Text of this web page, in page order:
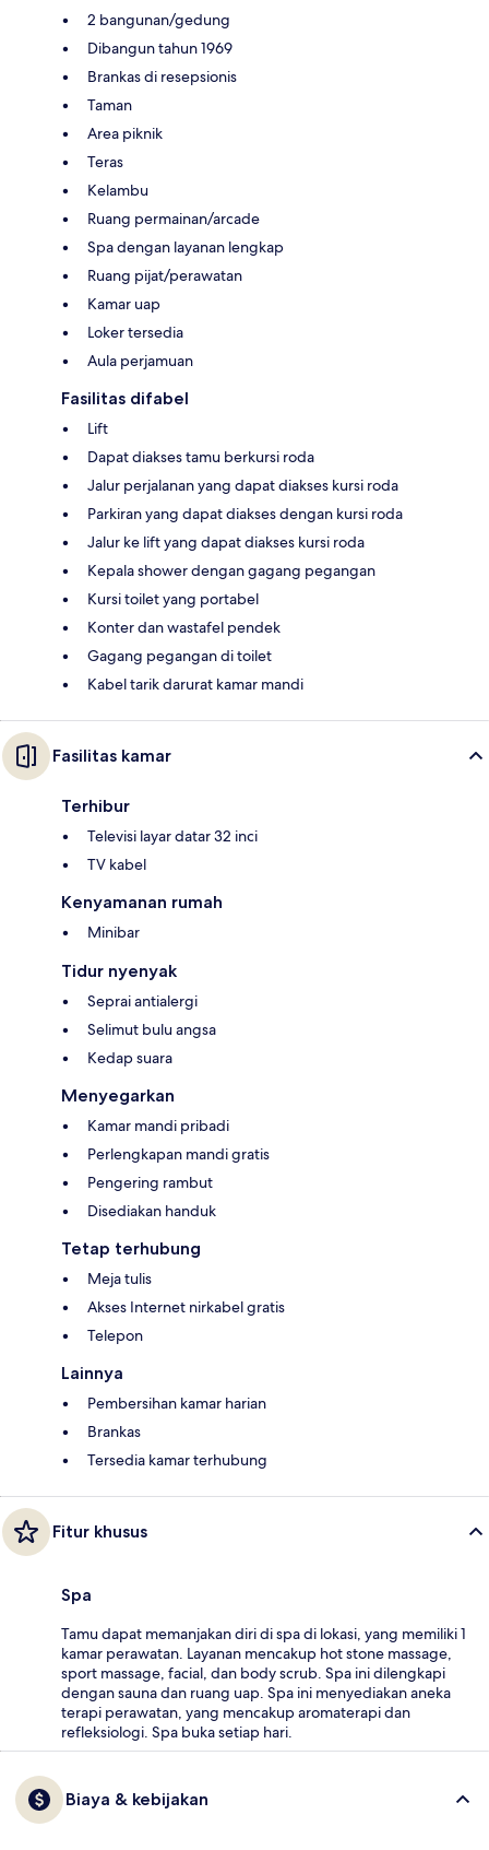
2 bangunan/gedung
Dibangun tahun 1969
Brankas di resepsionis
Taman
Area piknik
Teras
Kelambu
Ruang permainan/arcade
Spa dengan layanan lengkap
Ruang pijat/perawatan
Kamar uap
Loker tersedia
Aula perjamuan
Fasilitas difabel
Lift
Dapat diakses tamu berkursi roda
Jalur perjalanan yang dapat diakses kursi roda
Parkiran yang dapat diakses dengan kursi roda
Jalur ke lift yang dapat diakses kursi roda
Kepala shower dengan gagang pegangan
Kursi toilet yang portabel
Konter dan wastafel pendek
Gagang pegangan di toilet
Kabel tarik darurat kamar mandi
Fasilitas kamar
Terhibur
Televisi layar datar 32 inci
TV kabel
Kenyamanan rumah
Minibar
Tidur nyenyak
Seprai antialergi
Selimut bulu angsa
Kedap suara
Menyegarkan
Kamar mandi pribadi
Perlengkapan mandi gratis
Pengering rambut
Disediakan handuk
Tetap terhubung
Meja tulis
Akses Internet nirkabel gratis
Telepon
Lainnya
Pembersihan kamar harian
Brankas
Tersedia kamar terhubung
Fitur khusus
Spa
Tamu dapat memanjakan diri di spa di lokasi, yang memiliki 1
kamar perawatan. Layanan mencakup hot stone massage,
sport massage, facial, dan body scrub. Spa ini dilengkapi
dengan sauna dan ruang uap. Spa ini menyediakan aneka
terapi perawatan, yang mencakup aromaterapi dan
refleksiologi. Spa buka setiap hari.
Biaya & kebijakan